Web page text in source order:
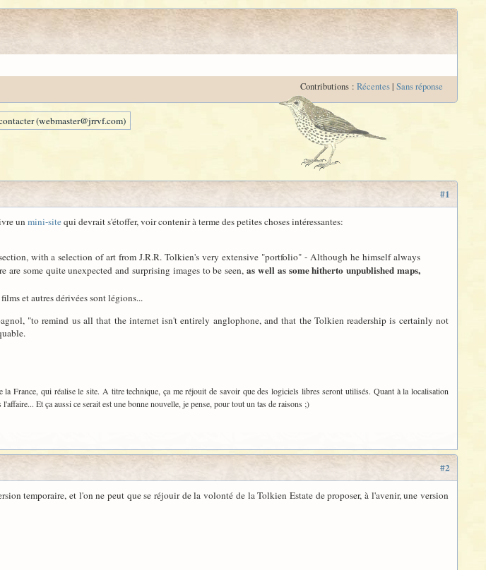
Contributions : Récentes| Sans réponse
(webmaster@jrrvf.com)
#1
unmini-sitequi devrait s'étoffer, voir contenir à terme des petites choses intéressantes:
with a selection of art from J.R.R. Tolkien's very extensive "portfolio" - Although he himself always
are some quite unexpected and surprising images to be seen,as well as some hitherto unpublished maps,
et autres dérivées sont légions...
"to remind us all that the internet isn't entirely anglophone, and that the Tolkien readership is certainly not
France, qui réalise le site. A titre technique, ça me réjouit de savoir que des logiciels libres seront utilisés. Quant à la localisation
Et ça aussi ce serait est une bonne nouvelle, je pense, pour tout un tas de raisons ;)
#2
temporaire, et l'on ne peut que se réjouir de la volonté de la Tolkien Estate de proposer, à l'avenir, une version